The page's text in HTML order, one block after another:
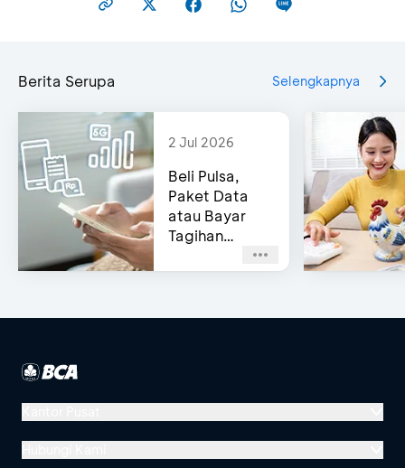
Berita Serupa Selengkapnya
2 Jul 2026
Beli Pulsa,
Paket Data
atau Bayar
Tagihan
Pascabayar?
Bisa di e-
Menara BCA, Grand Indonesia
Jl. MH Thamrin No. 1